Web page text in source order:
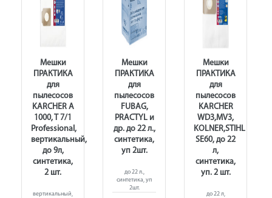
Мешки
ПРАКТИКА
для
пылесосов
KARCHER A
1000, T 7/1
Professional,
вертикальный,
до 9л,
синтетика,
2 шт.
вертикальный,
Мешки
ПРАКТИКА
для
пылесосов
FUBAG,
PRACTYL и
др. до 22 л.,
синтетика,
уп 2шт.
до 22 л.,
синтетика, уп
2шт.
Мешки
ПРАКТИКА
для
пылесосов
KARCHER
WD3,MV3,
KOLNER,STIHL
SE60, до 22
л,
синтетика,
уп. 2 шт.
до 22 л,